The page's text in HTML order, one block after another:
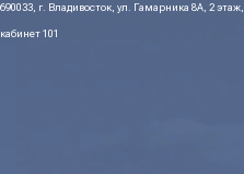
690033, г. Владивосток, ул. Гамарника 8А, 2 этаж,
кабинет 101